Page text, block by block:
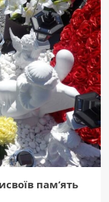
пам’ять